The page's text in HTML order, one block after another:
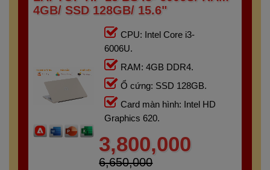
4GB/ SSD 128GB/ 15.6"
CPU: Intel Core i3-
6006U.
RAM: 4GB DDR4.
Ổ cứng: SSD 128GB.
Card màn hình: Intel HD
Graphics 620.
3,800,000
6,650,000